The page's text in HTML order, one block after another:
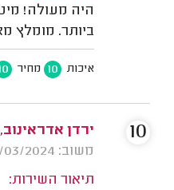
היה מעולה!
ביותר. מומלץ
איכות 10 מחיר
ירדן
משוב: 12/03/2024
תיאור השירות:
10